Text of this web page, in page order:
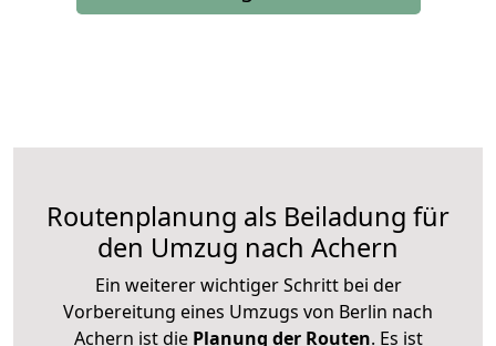
Routenplanung als Beiladung für
den Umzug nach Achern
Ein weiterer wichtiger Schritt bei der
Vorbereitung eines Umzugs von Berlin nach
Achern ist diePlanung der Routen. Es ist